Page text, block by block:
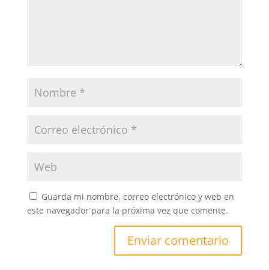
Guarda mi nombre, correo electrónico y web en
este navegador para la próxima vez que comente.